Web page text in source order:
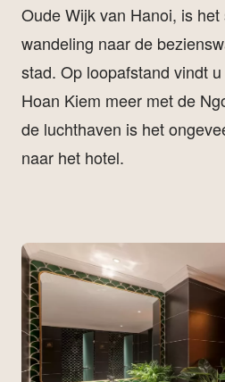
Oude Wijk van Hanoi, is
wandeling naar de
stad. Op loopafstand vindt
Hoan Kiem meer met de
de luchthaven is het
naar het hotel.